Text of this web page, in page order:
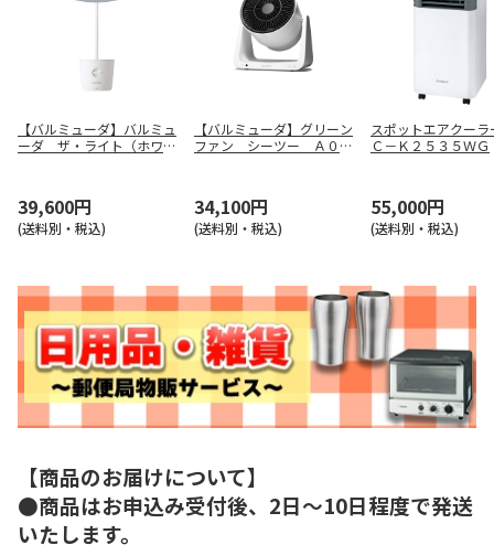
【バルミューダ】バルミュ
ーダ ザ・ライト（ホワイ
39,600円
(送料別・税込)
【バルミューダ】グリーン
ファン シーツー Ａ０２
34,100円
(送料別・税込)
スポットエアクー
Ｃ－Ｋ２５３５ＷＧ
55,000円
(送料別・税込)
【商品のお届けについて】
●商品はお申込み受付後、2日～10日程度で発送
いたします。